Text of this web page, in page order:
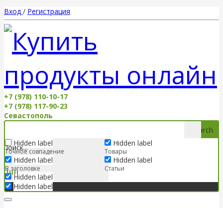
Вход / Регистрация
+7 (978) 110-10-17
+7 (978) 117-90-23
Севастополь
Search
Hidden label
Точное совпадение
Hidden label
В заголовке
Hidden label
Hidden label
Hidden label
Товары
Hidden label
Статьи